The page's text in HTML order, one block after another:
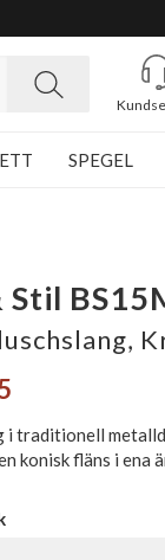
SPEGEL
Stil
i traditionell
konisk fläns i ena